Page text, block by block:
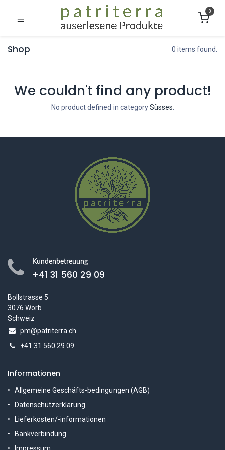
0
Shop 0 items found.
We couldn't find any product!
No product defined in categorySüsses
Kundenbetreuung
+41 31 560 29 09
Bollstrasse 5
3076 Worb
Schweiz
pm@patriterra.ch
+41 31 560 29 09
Informationen
Allgemeine Geschäfts-bedingungen (AGB)
Datenschutzerklärung
Lieferkosten/-informationen
Bankverbindung